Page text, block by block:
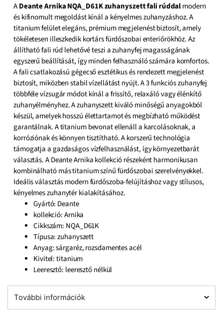
ADeante Arnika NQA_D61K zuhanyszett fali rúddalmodern
és kifinomult megoldást kínál a kényelmes zuhanyzáshoz. A
titanium felület elegáns, prémium megjelenést biztosít, amely
tökéletesen illeszkedik kortárs fürdőszobai enteriőrökhöz. Az
állítható fali rúd lehetővé teszi a zuhanyfej magasságának
egyszerű beállítását, így minden felhasználó számára komfortos.
A fali csatlakozású gégecső esztétikus és rendezett megjelenést
biztosít, miközben stabil vízellátást nyújt. A 3 funkciós zuhanyfej
többféle vízsugár módot kínál a frissítő, relaxáló vagy élénkítő
zuhanyélményhez. A zuhanyszett kiváló minőségű anyagokból
készül, amelyek hosszú élettartamot és megbízható működést
garantálnak. A titanium bevonat ellenáll a karcolásoknak, a
korróziónak és könnyen tisztítható. A korszerű technológia
támogatja a gazdaságos vízfelhasználást, így környezetbarát
választás. A Deante Arnika kollekció részeként harmonikusan
kombinálható más titanium színű fürdőszobai szerelvényekkel.
Ideális választás modern fürdőszoba-felújításhoz vagy stílusos,
kényelmes zuhanytér kialakításához.
Gyártó: Deante
kollekció: Arnika
Cikkszám: NQA_D61K
Típusa: zuhanyszett
Anyag: sárgaréz, rozsdamentes acél
Kivitel: titanium
Leeresztő: leeresztő nélkül
További információk